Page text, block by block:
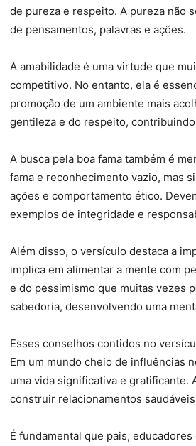
de pureza e respeito. A pureza não
de pensamentos, palavras e ações.
A amabilidade é uma virtude que
competitivo. No entanto, ela é
promoção de um ambiente mais
gentileza e do respeito,
A busca pela boa fama também é
fama e reconhecimento vazio, mas
ações e comportamento ético.
exemplos de integridade e
Além disso, o versículo destaca a
implica em alimentar a mente com
e do pessimismo que muitas vezes
sabedoria, desenvolvendo uma
Esses conselhos contidos no
Em um mundo cheio de influências
uma vida significativa e gratificante.
construir relacionamentos
É fundamental que pais,